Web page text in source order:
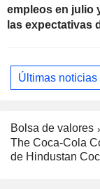
empleos en julio
las expectativas
Últimas noticias
Bolsa de valores
The Coca-Cola
de Hindustan